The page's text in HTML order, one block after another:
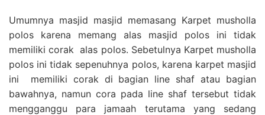
Umumnya masjid masjid memasang Karpet musholla
polos karena memang alas masjid polos ini tidak
memiliki corak alas polos. Sebetulnya Karpet musholla
polos ini tidak sepenuhnya polos, karena karpet masjid
ini memiliki corak di bagian line shaf atau bagian
bawahnya, namun cora pada line shaf tersebut tidak
mengganggu para jamaah terutama yang sedang